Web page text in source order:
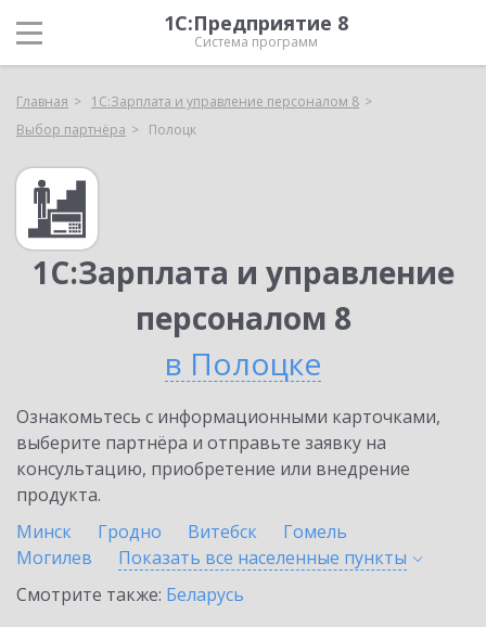
1С:Предприятие 8
Система программ
Главная
1С:Зарплата и управление персоналом 8
Выбор партнёра
Полоцк
1С:Зарплата и управление
персоналом 8
в Полоцке
Ознакомьтесь с информационными карточками,
выберите партнёра и отправьте заявку на
консультацию, приобретение или внедрение
продукта.
Минск
Гродно Витебск
Гомель
Могилев
Показать все населенные пункты
Смотрите также: Беларусь